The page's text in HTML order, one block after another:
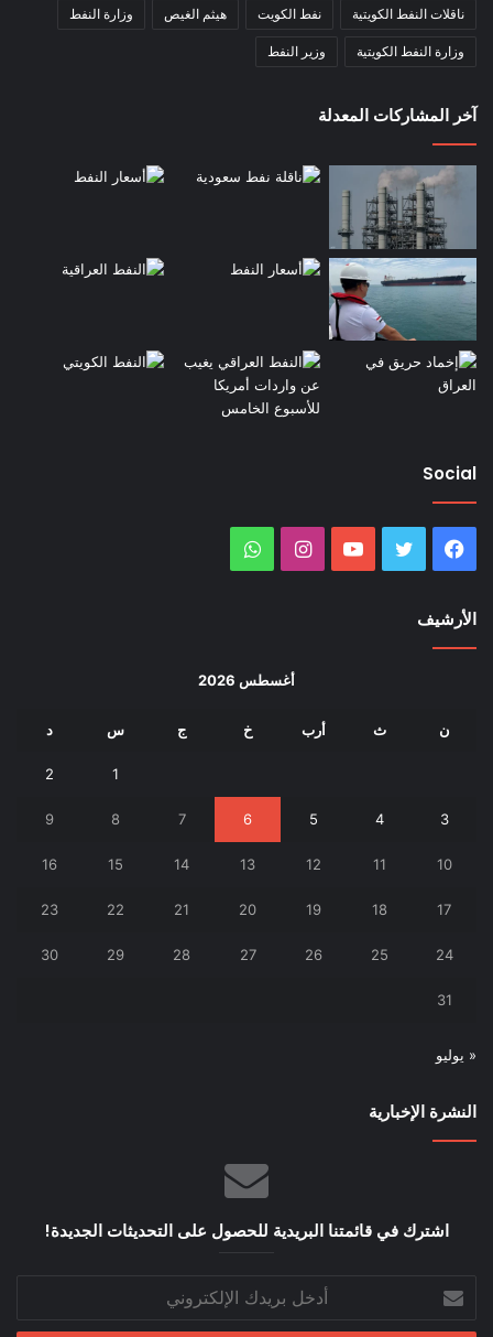
ناقلات النفط الكويتية نفط الكويت هيثم الغيص وزارة النفط
وزارة النفط الكويتية وزير النفط
آخر المشاركات المعدلة
Social
فيسبوك تويتر يوتيوب انستقرام
الأرشيف
أغسطس 2026
ن ث أرب خ ج س د
1
2
3
4
5
6
7
8
9
10
11
12
13
14
15
16
17
18
19
20
21
22
23
24
25
26
27
28
29
30
31
« يوليو
النشرة الإخبارية
اشترك في قائمتنا البريدية للحصول على التحديثات الجديدة!
بريدك
الإلكتروني